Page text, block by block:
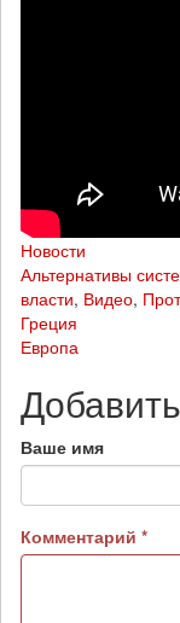
Новости
Альтернативы
власти, Видео,
Греция
Европа
Ваше имя
Комментарий *